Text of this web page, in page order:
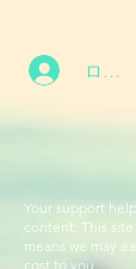
ログ
Your support
content. This
means we may
cost to you.